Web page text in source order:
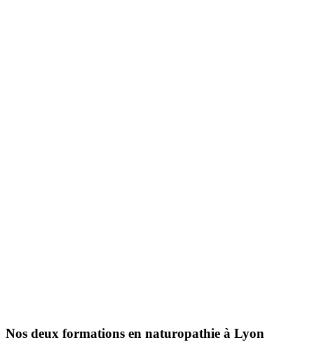
Nos deux formations en naturopathie à Lyon